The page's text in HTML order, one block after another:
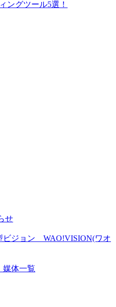
ングツール5選！
せ
ビジョン WAO!VISION(ワオ
媒体一覧